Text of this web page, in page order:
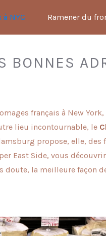
à NYC Ramener du
BONNES
français à New
lieu incontournable, le
propose, elle, des
East Side, vous
doute, la meilleure façon